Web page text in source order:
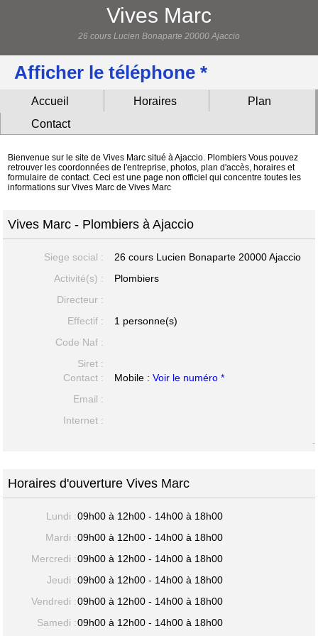
Vives Marc
26 cours Lucien Bonaparte 20000 Ajaccio
Afficher le téléphone *
Accueil Horaires
Plan
Contact
Bienvenue sur le site de Vives Marc situé à Ajaccio. Plombiers Vous pouvez
retrouver les coordonnées de l'entreprise, photos, plan d'accès, horaires et
formulaire de contact. Ceci est une page non officiel qui concentre toutes les
informations sur Vives Marc de Vives Marc
Vives Marc - Plombiers à Ajaccio
Siege social : 26 cours Lucien Bonaparte 20000 Ajaccio
Activité(s) :
Plombiers
Directeur :
Effectif :
1 personne(s)
Code Naf :
Siret :
Contact :
Mobile :Voir le numéro *
Email :
Internet :
-
Horaires d'ouverture Vives Marc
Lundi :09h00 à 12h00 - 14h00 à 18h00
Mardi :09h00 à 12h00 - 14h00 à 18h00
Mercredi :09h00 à 12h00 - 14h00 à 18h00
Jeudi :09h00 à 12h00 - 14h00 à 18h00
Vendredi :09h00 à 12h00 - 14h00 à 18h00
Samedi :09h00 à 12h00 - 14h00 à 18h00